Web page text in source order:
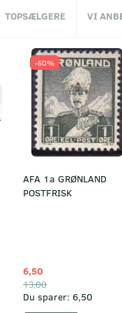
TOPSÆLGERE VI
-50%
AFA 1a GRØNLAND
POSTFRISK
6,50
13,00
Du sparer: 6,50